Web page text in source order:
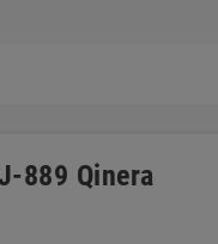
889 Qinera